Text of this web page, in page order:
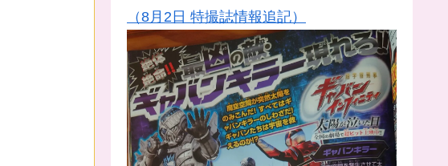
（8月2日 特撮誌情報追記）